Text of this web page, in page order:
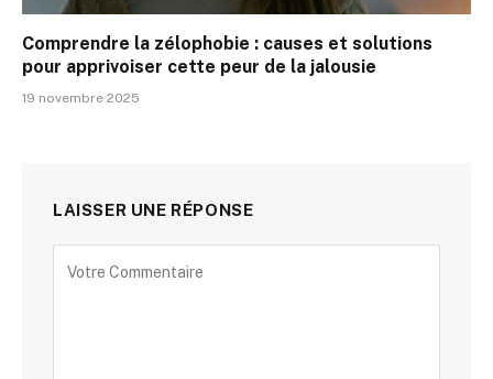
Comprendre la zélophobie : causes et solutions
pour apprivoiser cette peur de la jalousie
19 novembre 2025
LAISSER UNE RÉPONSE